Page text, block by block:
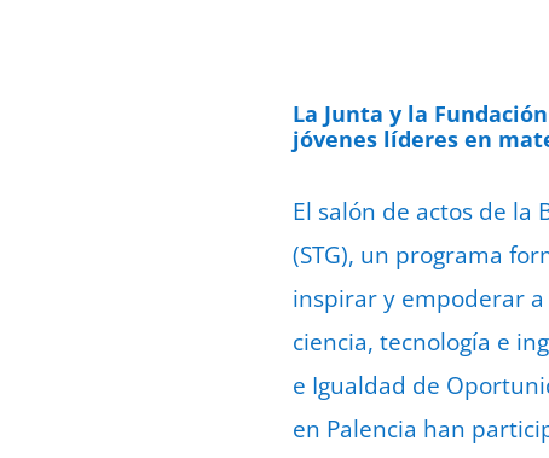
La Junta y la
jóvenes líderes en
El salón de actos de la
(STG), un programa
inspirar y empoderar
ciencia, tecnología e
e Igualdad de
en Palencia han